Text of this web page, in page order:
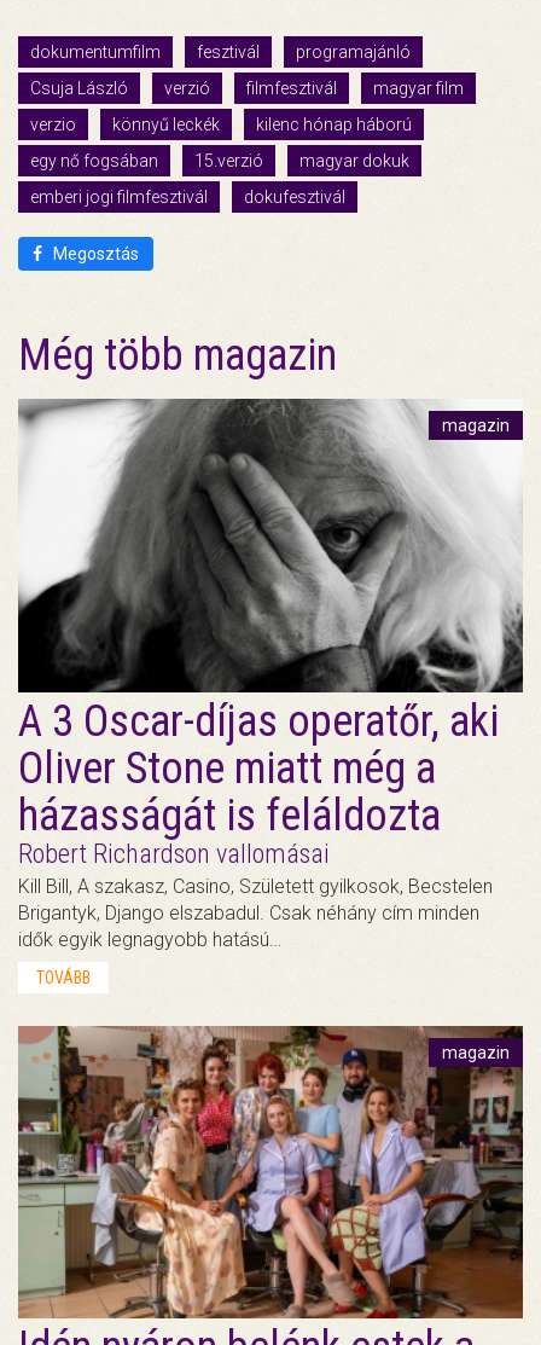
dokumentumfilm fesztivál
programajánló
Csuja László
verzió filmfesztivál
magyar film
verzio
könnyű leckék
kilenc hónap háború
egy nő fogsában
15.verzió
magyar dokuk
emberi jogi filmfesztivál
dokufesztivál
Megosztás
Még több magazin
magazin
A 3 Oscar-díjas operatőr, aki
Oliver Stone miatt még a
házasságát is feláldozta
Robert Richardson vallomásai
Kill Bill, A szakasz, Casino, Született gyilkosok, Becstelen
Brigantyk, Django elszabadul. Csak néhány cím minden
idők egyik legnagyobb hatású…
TOVÁBB
magazin